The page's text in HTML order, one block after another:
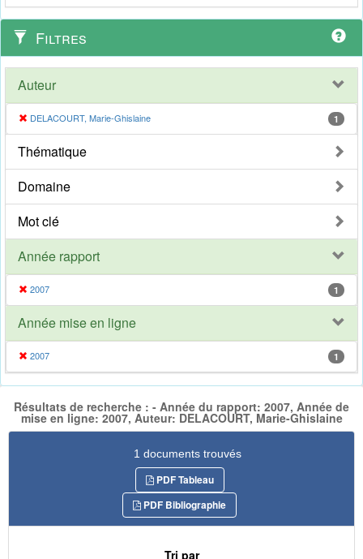
Filtres
Auteur
DELACOURT, Marie-Ghislaine 1
Thématique
Domaine
Mot clé
Année rapport
2007 1
Année mise en ligne
2007 1
Résultats de recherche : - Année du rapport: 2007, Année de
mise en ligne: 2007, Auteur: DELACOURT, Marie-Ghislaine
1 documents trouvés
PDF Tableau
PDF Bibliographie
Tri par